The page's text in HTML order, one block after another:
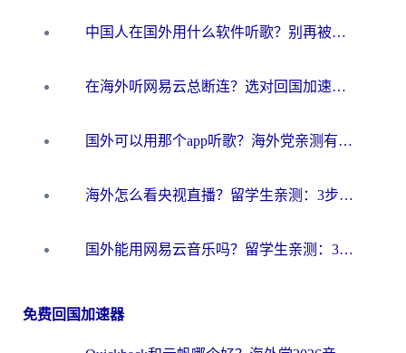
中国人在国外用什么软件听歌？别再被地域限制卡脖子，这篇教你轻松解锁国内音乐库
在海外听网易云总断连？选对回国加速器，告别地区限制和卡顿
国外可以用那个app听歌？海外党亲测有效的回国加速方案，轻松听国内音乐听书
海外怎么看央视直播？留学生亲测：3步解决版权限制+追剧自由
国外能用网易云音乐吗？留学生亲测：3步解决海外听歌难题
免费回国加速器